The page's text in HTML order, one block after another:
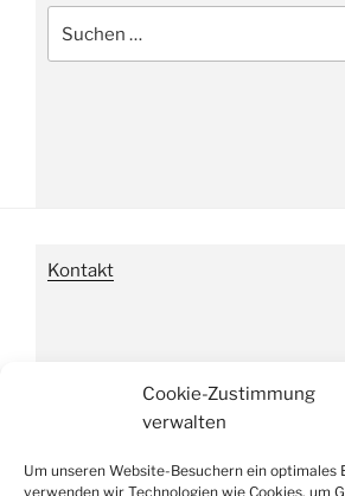
Cookie-Zustimmung
verwalten
Um unseren Website-Besuchern ein optimales
verwenden wir Technologien wie Cookies, um
nach:
Kontakt
Datenschutzverordnung